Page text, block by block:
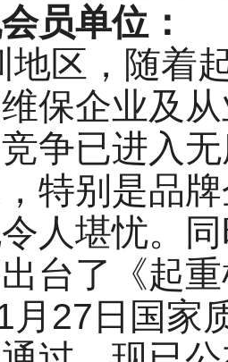
员单位：
区，随着
保企业及
争已进入
特别是品
人堪忧。
台了《起
月27日国家